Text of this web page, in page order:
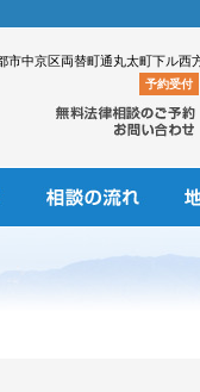
市中京区両替町通丸太町下ル西
予約受付